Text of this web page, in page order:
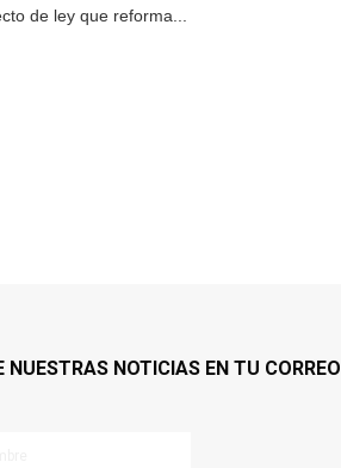
de ley que reforma...
NUESTRAS NOTICIAS EN TU CORREO